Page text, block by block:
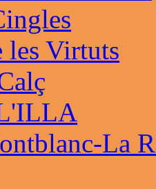
les Virtuts
La